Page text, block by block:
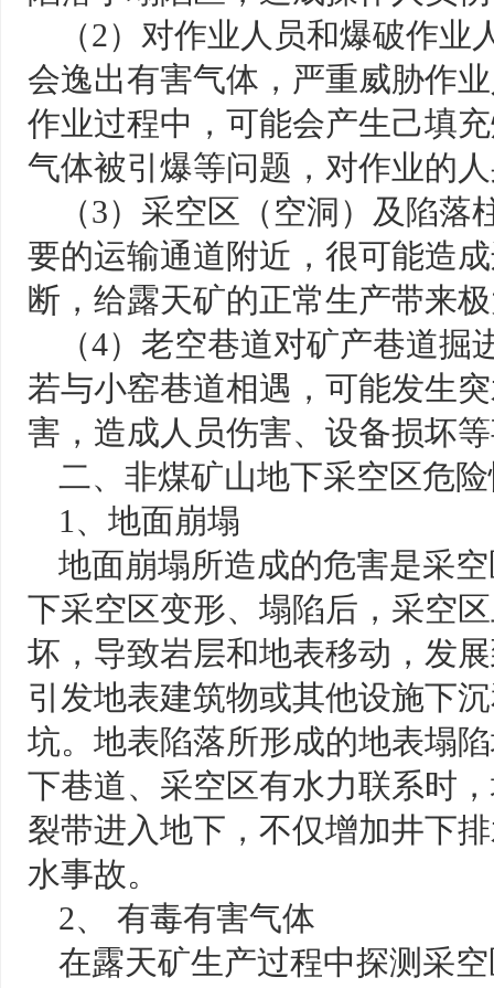
（2）对作业人员和爆破作
会逸出有害气体，严重威胁作
作业过程中，可能会产生己填
气体被引爆等问题，对作业的
（3）采空区（空洞）及陷
要的运输通道附近，很可能造
断，给露天矿的正常生产带来
（4）老空巷道对矿产巷道
若与小窑巷道相遇，可能发生
害，造成人员伤害、设备损坏
二、非煤矿山地下采空区危
1、地面崩塌
地面崩塌所造成的危害是采
下采空区变形、塌陷后，采空
坏，导致岩层和地表移动，发
引发地表建筑物或其他设施下
坑。地表陷落所形成的地表塌
下巷道、采空区有水力联系时
裂带进入地下，不仅增加井下
水事故。
2、 有毒有害气体
在露天矿生产过程中探测采